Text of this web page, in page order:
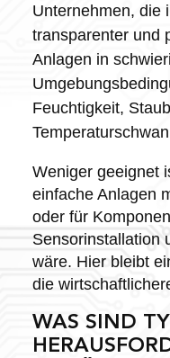
Unternehmen, die
transparenter und
Anlagen in
Feuchtigkeit,
Weniger geeignet
einfache Anlagen
oder für
Sensorinstallation
wäre. Hier bleibt
die
WAS SIND